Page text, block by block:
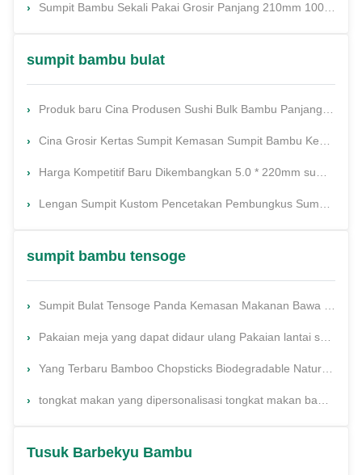
Sumpit Bambu Sekali Pakai Grosir Panjang 210mm 100% Bambu Moso Alami dengan Kemasan Logo Kustom
sumpit bambu bulat
Produk baru Cina Produsen Sushi Bulk Bambu Panjang Bundar Stick Satu kali pakai sumpit
Cina Grosir Kertas Sumpit Kemasan Sumpit Bambu Kesehatan
Harga Kompetitif Baru Dikembangkan 5.0 * 220mm sumpit bambu sekali pakai
Lengan Sumpit Kustom Pencetakan Pembungkus Sumpit Bambu Jepang
sumpit bambu tensoge
Sumpit Bulat Tensoge Panda Kemasan Makanan Bawa Pulang Restoran Ramen Sushi Stik Bambu
Pakaian meja yang dapat didaur ulang Pakaian lantai set china tongkat makan bambu alami yang panjang sekali pakai tongkat makan yang disesuaikan set peralatan makan
Yang Terbaru Bamboo Chopsticks Biodegradable Natural Carbonised Cutlery Disposable Bamboo Twin Chopsticks Logo yang Disesuaikan
tongkat makan yang dipersonalisasi tongkat makan bambu peralatan makan
Tusuk Barbekyu Bambu